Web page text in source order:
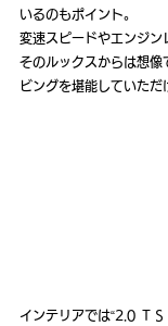
いるのもポイント。
変速スピードやエンジン
そのルックスからは想像
ビングを堪能していただ
インテリアでは“2.0 Ｔ